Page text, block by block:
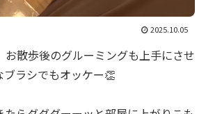
2025.10.05
お散歩後のグルーミングも上手にさせ
ラシでもオッケー👏